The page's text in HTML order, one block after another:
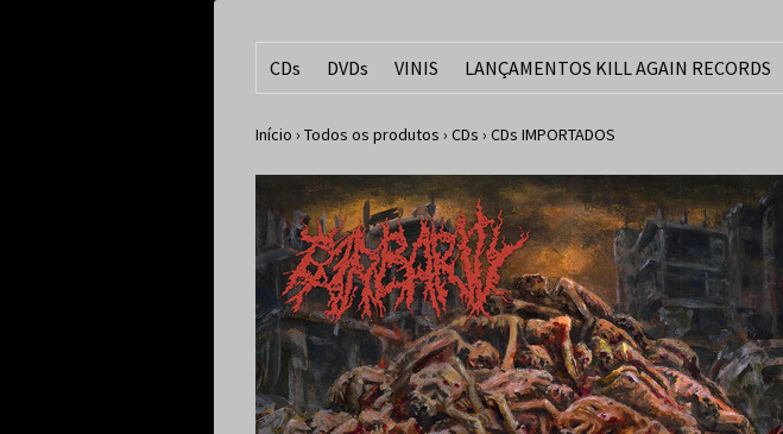
CDs DVDs VINIS LANÇAMENTOS KILL AGAIN RECORDS
Início › Todos os produtos › CDs › CDs IMPORTADOS